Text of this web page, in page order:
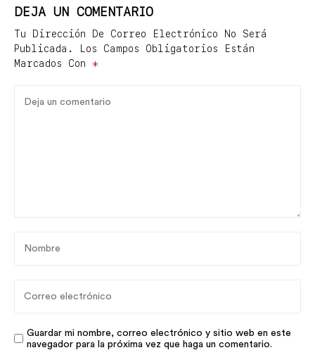
DEJA UN COMENTARIO
Tu Dirección De Correo Electrónico No Será
Publicada.
Los Campos Obligatorios Están
Marcados Con *
Guardar mi nombre, correo electrónico y sitio web en este
navegador para la próxima vez que haga un comentario.